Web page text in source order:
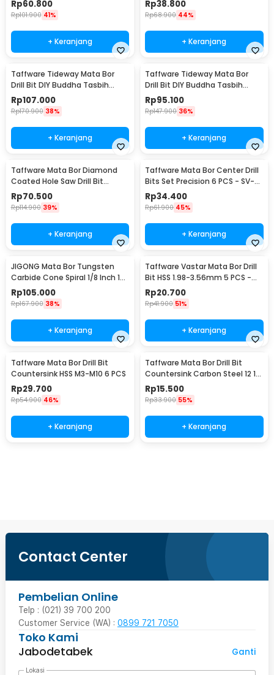
Rp60.800
Rp101.900 41%
+ Keranjang
Rp38.800
Rp68.900 44%
+ Keranjang
Taffware Tideway Mata Bor
Drill Bit DIY Buddha Tasbih
Beads 2mm 2 PCS 8mm
Rp107.000
Rp170.900 38%
+ Keranjang
Taffware Tideway Mata Bor
Drill Bit DIY Buddha Tasbih
Beads 2mm 2 PCS 12mm
Rp95.100
Rp147.900 36%
+ Keranjang
Taffware Mata Bor Diamond
Coated Hole Saw Drill Bit
6mm-50mm 15 PCS - GJ0105
Rp70.500
Rp114.900 39%
+ Keranjang
Taffware Mata Bor Center Drill
Bits Set Precision 6 PCS - SV-
VDB25
Rp34.400
Rp61.900 45%
+ Keranjang
JIGONG Mata Bor Tungsten
Carbide Cone Spiral 1/8 Inch 10
PCS - JG8
Rp105.000
Rp167.900 38%
+ Keranjang
Taffware Vastar Mata Bor Drill
Bit HSS 1.98-3.56mm 5 PCS -
SV-VDB26
Rp20.700
Rp41.900 51%
+ Keranjang
Taffware Mata Bor Drill Bit
Countersink HSS M3-M10 6 PCS
Rp29.700
Rp54.900 46%
+ Keranjang
Taffware Mata Bor Drill Bit
Countersink Carbon Steel 12 16
19mm 3 PCS
Rp15.500
Rp33.900 55%
+ Keranjang
Contact Center
Pembelian Online
Telp : (021) 39 700 200
Customer Service (WA) : 0899 721 7050
Toko Kami
Jabodetabek
Ganti
Lokasi